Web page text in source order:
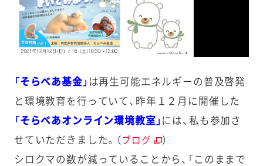
「そらべあ基金」 は再生可能エネルギーの普及啓発
と環境教育を行っていて、昨年１２月に開催した
「そらべあオンライン環境教室」 には、私も参加さ
せていただきました。（ブログ
）
シロクマの数が減っていることから、「このままで